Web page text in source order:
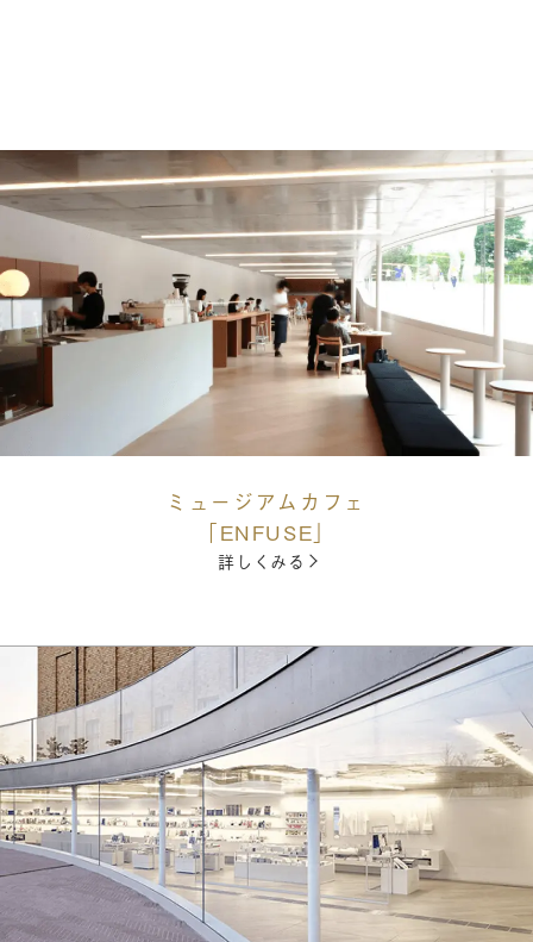
ミュージアムカフェ
「ENFUSE」
詳しくみる